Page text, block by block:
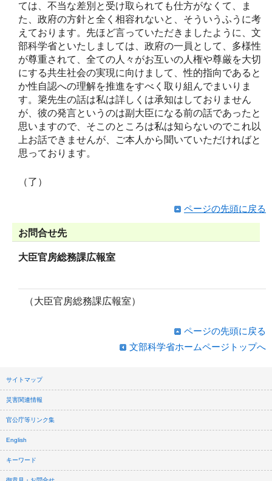
ては、不当な差別と受け取られても仕方がなくて、ま
た、政府の方針と全く相容れないと、そういうふうに考
えております。先ほど言っていただきましたように、文
部科学省といたしましては、政府の一員として、多様性
が尊重されて、全ての人々がお互いの人権や尊厳を大切
にする共生社会の実現に向けまして、性的指向であると
か性自認への理解を推進をすべく取り組んでまいりま
す。簗先生の話は私は詳しくは承知はしておりません
が、彼の発言というのは副大臣になる前の話であったと
思いますので、そこのところは私は知らないのでこれ以
上お話できませんが、ご本人から聞いていただければと
思っております。
（了）
ページの先頭に戻る
お問合せ先
大臣官房総務課広報室
（大臣官房総務課広報室）
ページの先頭に戻る
文部科学省ホームページトップへ
サイトマップ
災害関連情報
官公庁等リンク集
English
キーワード